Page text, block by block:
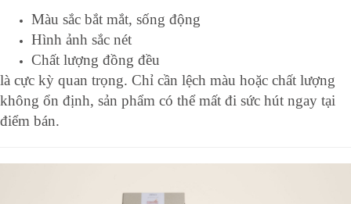
Màu sắc bắt mắt, sống động
Hình ảnh sắc nét
Chất lượng đồng đều
là cực kỳ quan trọng. Chỉ cần lệch màu hoặc chất lượng
không ổn định, sản phẩm có thể mất đi sức hút ngay tại
điểm bán.